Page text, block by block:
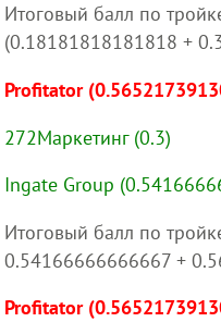
Итоговый балл по
(0.18181818181818 +
Profitator
272Маркетинг (0.3)
Ingate Group
Итоговый балл по
0.54166666666667 +
Profitator